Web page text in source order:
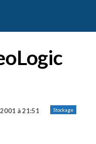
Stockage
à 21:51